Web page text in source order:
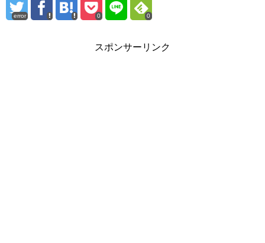
error 0 0
スポンサーリンク